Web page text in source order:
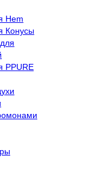
Hem
Конусы
PPURE